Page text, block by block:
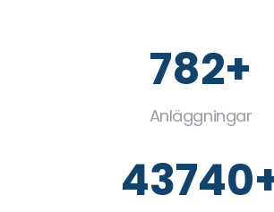
835+
Anläggningar
51733+